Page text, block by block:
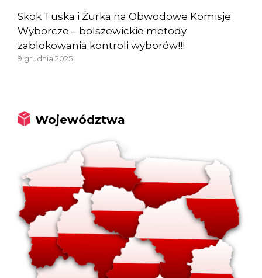
Skok Tuska i Żurka na Obwodowe Komisje
Wyborcze – bolszewickie metody
zablokowania kontroli wyborów!!!
9 grudnia 2025
Województwa